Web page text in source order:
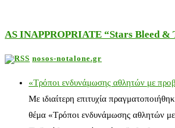
AS INAPPROPRIATE “Stars Bleed &
nosos-notalone.gr
«Τρόποι ενδυνάμωσης αθλητών με
Με ιδιαίτερη επιτυχία
θέμα «Τρόποι ενδυνάμωσης αθλητών